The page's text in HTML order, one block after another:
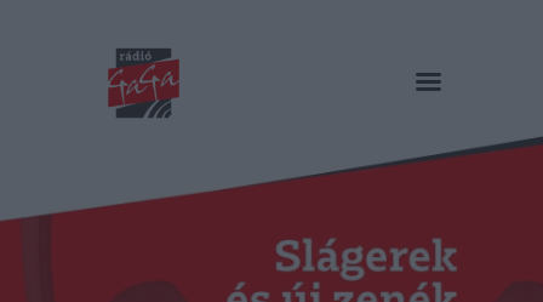
RÁDIÓ GAGA
Műsorok
Duma Duba